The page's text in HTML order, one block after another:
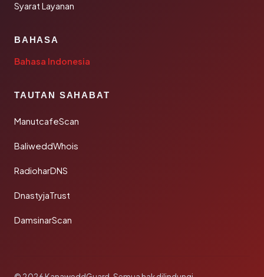
Syarat Layanan
BAHASA
Bahasa Indonesia
TAUTAN SAHABAT
ManutcafeScan
BaliweddWhois
RadioharDNS
DnastyjaTrust
DamsinarScan